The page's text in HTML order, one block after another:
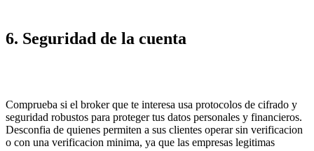
6. Seguridad de la cuenta
Comprueba si el broker que te interesa usa protocolos de cifrado y
seguridad robustos para proteger tus datos personales y financieros.
Desconfia de quienes permiten a sus clientes operar sin verificacion
o con una verificacion minima, ya que las empresas legitimas